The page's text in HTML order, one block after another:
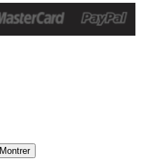
Montrer